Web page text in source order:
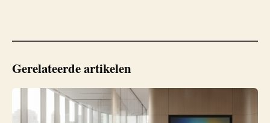
Gerelateerde artikelen